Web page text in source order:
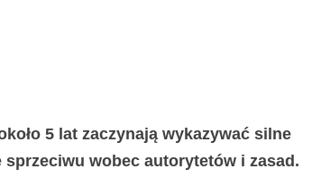
5 lat zaczynają wykazywać silne
wobec autorytetów i zasad.